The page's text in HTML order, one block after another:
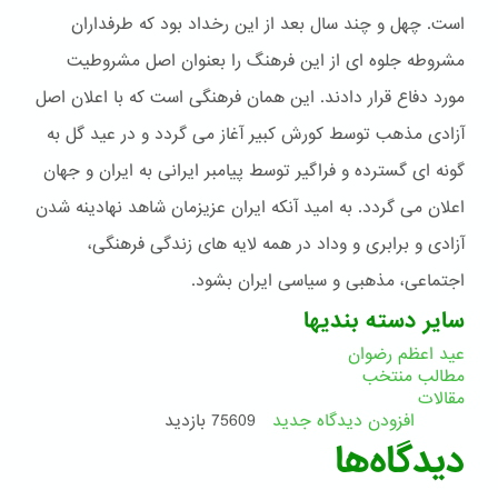
است. چهل و چند سال بعد از این رخداد بود که طرفداران
مشروطه جلوه ای از این فرهنگ را بعنوان اصل مشروطیت
مورد دفاع قرار دادند. این همان فرهنگی است که با اعلان اصل
آزادی مذهب توسط کورش کبیر آغاز می گردد و در عید گل به
گونه ای گسترده و فراگیر توسط پیامبر ایرانی به ایران و جهان
اعلان می گردد. به امید آنکه ایران عزیزمان شاهد نهادینه شدن
آزادی و برابری و وداد در همه لایه های زندگی فرهنگی،
اجتماعی، مذهبی و سیاسی ایران بشود.
سایر دسته بندیها
عید اعظم رضوان
مطالب منتخب
مقالات
افزودن دیدگاه جدید
75609 بازدید
دیدگاه‌ها